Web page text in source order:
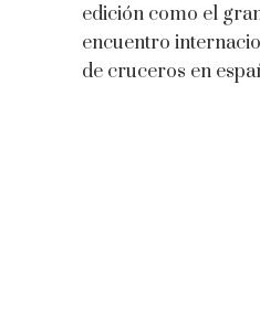
edición como el
encuentro
de cruceros en